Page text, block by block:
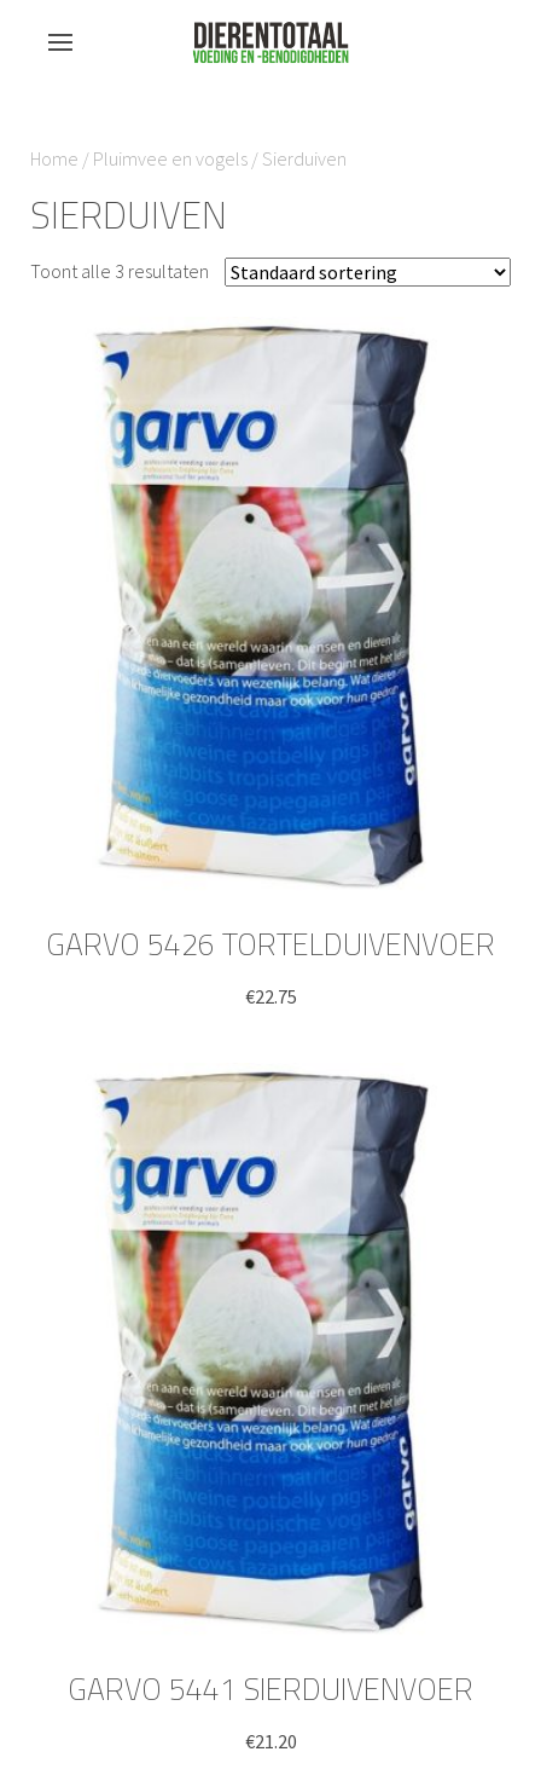
Home / Pluimvee en vogels / Sierduiven
SIERDUIVEN
Toont alle 3 resultaten
GARVO 5426 TORTELDUIVENVOER
€22.75
GARVO 5441 SIERDUIVENVOER
€21.20